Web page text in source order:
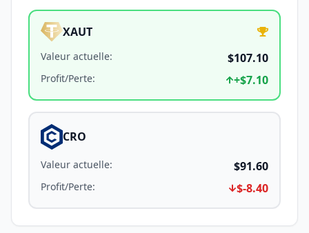
XAUT
Valeur actuelle: $107.10
Profit/Perte: +$7.10
CRO
Valeur actuelle: $91.60
Profit/Perte: $-8.40